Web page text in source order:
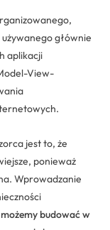
głównie
aplikacji
View-
jest to, że
ponieważ
Wprowadzanie
możemy budować w